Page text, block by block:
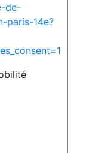
de-
paris-14e?